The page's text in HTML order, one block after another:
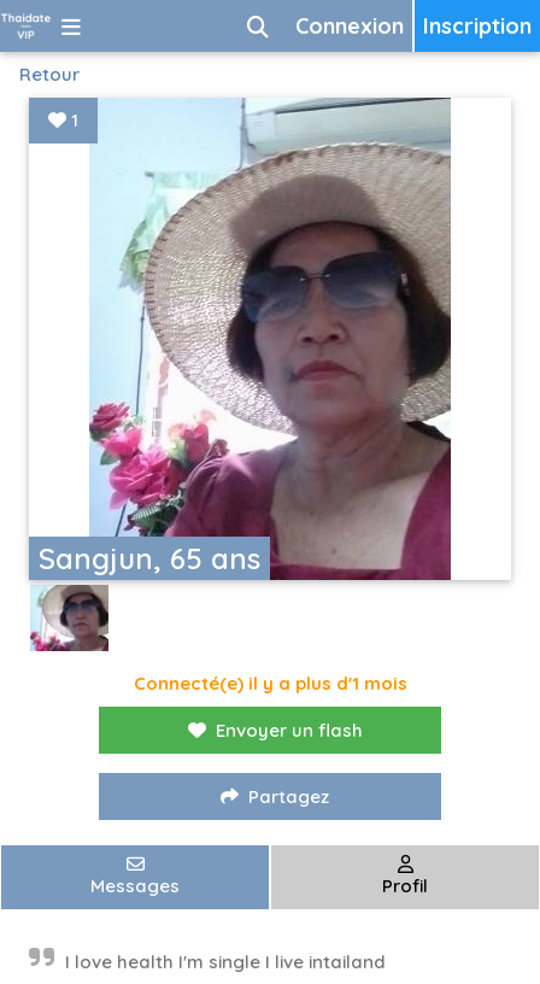
Inscription
Connexion
Retour
Sangjun, 65 ans
1
Connecté(e) il y a plus d'1 mois
Envoyer un flash
Partagez
Messages Profil
I love health I'm single I live intailand